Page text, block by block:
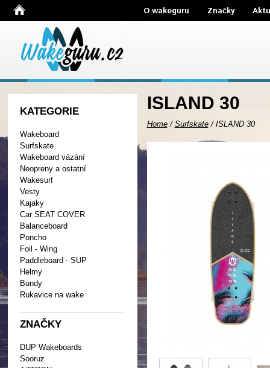
O wakeguru Značky
KATEGORIE
Wakeboard
Surfskate
Wakeboard vázání
Neopreny a ostatní
Wakesurf
Vesty
Kajaky
Car SEAT COVER
Balanceboard
Poncho
Foil - Wing
Paddleboard - SUP
Helmy
Bundy
Rukavice na wake
ZNAČKY
DUP Wakeboards
Sooruz
ISLAND 30
Home/ Surfskate/ ISLAND 30